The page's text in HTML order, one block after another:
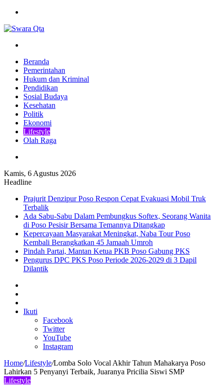
Beranda
Pemerintahan
Hukum dan Kriminal
Pendidikan
Sosial Budaya
Kesehatan
Politik
Ekonomi
Lifestyle
Olah Raga
Kamis, 6 Agustus 2026
Headline
Prajurit Denzipur Poso Respon Cepat Evakuasi Mobil Truk
Terbalik
Ada Sabu-Sabu Dalam Pembungkus Softex, Seorang Wanita
di Poso Pesisir Bersama Temannya Ditangkap
Kepercayaan Masyarakat Meningkat, Naba Tour Poso
Kembali Berangkatkan 45 Jamaah Umroh
Pindah Partai, Mantan Ketua PKB Poso Gabung PKS
Pengurus DPC PKS Poso Periode 2026-2029 di 3 Dapil
Dilantik
In
Ikuti
Facebook
Twitter
YouTube
Instagram
Home/Lifestyle/Lomba Solo Vocal Akhir Tahun Mahakarya Poso
Lahirkan 5 Penyanyi Terbaik, Juaranya Pricilia Siswi SMP
Lifestyle